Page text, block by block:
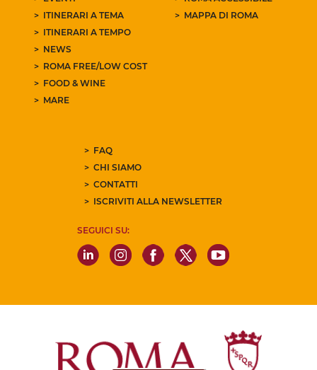
ITINERARI A TEMA
ITINERARI A TEMPO
NEWS
ROMA FREE/LOW COST
FOOD & WINE
MARE
MAPPA DI ROMA
FAQ
CHI SIAMO
CONTATTI
ISCRIVITI ALLA NEWSLETTER
SEGUICI SU: